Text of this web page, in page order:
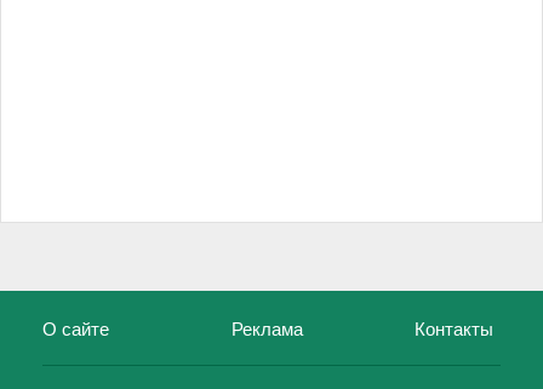
О сайте Реклама Контакты